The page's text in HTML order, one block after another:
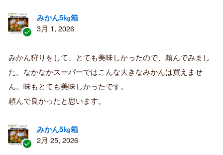
証
済
み
購
者
みかん5㎏箱
3月 1, 2026
みかん狩りをして、とても美味しかったので、頼んでみまし
た。なかなかスーパーではこんな大きなみかんは買えませ
ん。味もとても美味しかったです。
頼んで良かったと思います。
みかん5㎏箱
2月 25, 2026